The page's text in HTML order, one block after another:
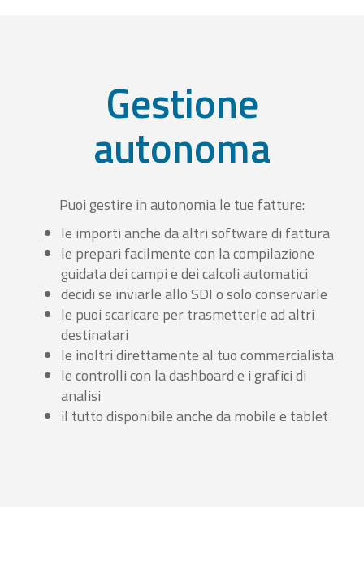
Gestione
autonoma
Puoi gestire in autonomia le tue fatture:
le importi anche da altri software di fattura
le prepari facilmente con la compilazione
guidata dei campi e dei calcoli automatici
decidi se inviarle allo SDI o solo conservarle
le puoi scaricare per trasmetterle ad altri
destinatari
le inoltri direttamente al tuo commercialista
le controlli con la dashboard e i grafici di
analisi
il tutto disponibile anche da mobile e tablet